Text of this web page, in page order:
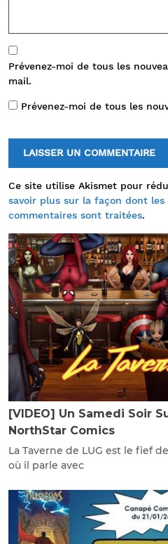
Prévenez-moi de tous les
mail.
Prévenez-moi de tous les
Ce site utilise Akismet pour
savoir plus sur la façon dont les
commentaires sont traitées.
[VIDEO] Un Samedi Soir
NorthStar Comics
La Taverne de LUG est le fief
où il parle avec